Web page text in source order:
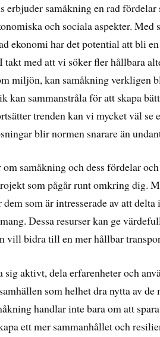
erbjuder samåkning en rad fördelar
och sociala aspekter. Med
ekonomi har det potential att bli
takt med att vi söker fler hållbara
miljön, kan samåkning verkligen
kan sammanstråla för att skapa
trenden kan vi mycket väl se
blir normen snarare än
samåkning och dess fördelar
som pågår runt omkring dig.
som är intresserade av att
Dessa resurser kan ge
vill bidra till en mer hållbar
sig aktivt, dela erfarenheter och
som helhet dra nytta av
handlar inte bara om att
ett mer sammanhållet och